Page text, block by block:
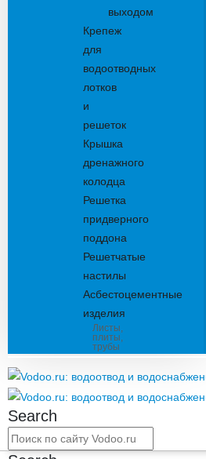
выходом
Крепеж
для
водоотводных
лотков
и
решеток
Крышка
дренажного
колодца
Решетка
придверного
поддона
Решетчатые
настилы
Асбестоцементные
изделия
Листы,
плиты,
трубы
Search